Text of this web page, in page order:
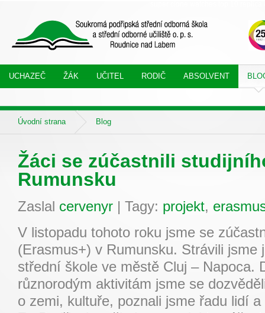
UCHAZEČ ŽÁK UČITEL RODIČ ABSOLVENT
Úvodní strana Blog
Žáci se zúčastnili
Rumunsku
Zaslal cervenyr | Tagy: projekt,
V listopadu tohoto roku jsme se
(Erasmus+) v Rumunsku. Strávili jsme
střední škole ve městě Cluj – Napoca.
různorodým aktivitám jsme se
o zemi, kultuře, poznali jsme řadu lidí